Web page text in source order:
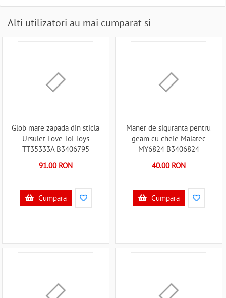
Alti utilizatori au mai cumparat si
Glob mare zapada din sticla
Ursulet Love Toi-Toys
TT35333A B3406795
91.00 RON
Cumpara
Maner de siguranta pentru
geam cu cheie Malatec
MY6824 B3406824
40.00 RON
Cumpara